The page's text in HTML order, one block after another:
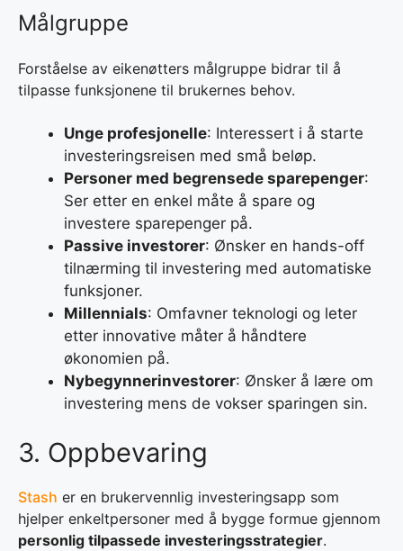
Målgruppe
Forståelse av eikenøtters målgruppe bidrar til å
tilpasse funksjonene til brukernes behov.
Unge profesjonelle: Interessert i å starte
investeringsreisen med små beløp.
Personer med begrensede sparepenger:
Ser etter en enkel måte å spare og
investere sparepenger på.
Passive investorer: Ønsker en hands-off
tilnærming til investering med automatiske
funksjoner.
Millennials: Omfavner teknologi og leter
etter innovative måter å håndtere
økonomien på.
Nybegynnerinvestorer: Ønsker å lære om
investering mens de vokser sparingen sin.
3. Oppbevaring
Stash er en brukervennlig investeringsapp som
hjelper enkeltpersoner med å bygge formue gjennom
personlig tilpassede investeringsstrategier.